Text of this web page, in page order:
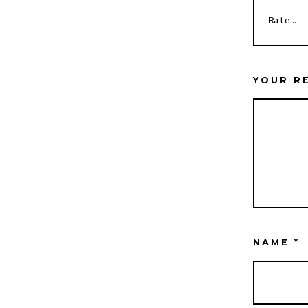
YOUR
NAME *